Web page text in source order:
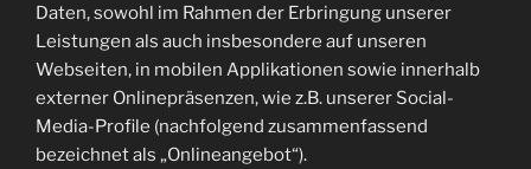
Daten, sowohl im Rahmen der Erbringung unserer
Leistungen als auch insbesondere auf unseren
Webseiten, in mobilen Applikationen sowie innerhalb
externer Onlinepräsenzen, wie z.B. unserer Social-
Media-Profile (nachfolgend zusammenfassend
bezeichnet als „Onlineangebot“).